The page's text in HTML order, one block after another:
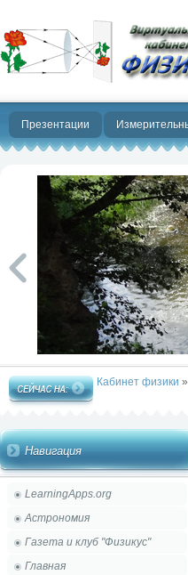
Нет предела
совершенству!
Презентации
Кабинет физики
Навигация
LearningApps.org
Астрономия
Газета и клуб "Физикус"
Главная